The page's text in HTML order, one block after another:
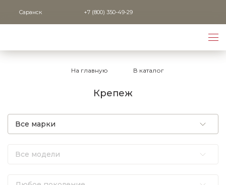
Саранск +7 (800) 350-49-29
На главную В каталог
Крепеж